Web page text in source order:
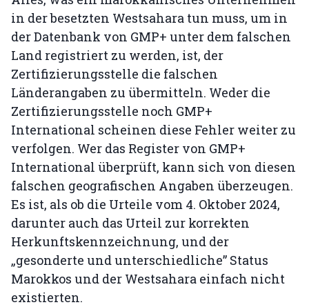
in der besetzten Westsahara tun muss, um in
der Datenbank von GMP+ unter dem falschen
Land registriert zu werden, ist, der
Zertifizierungsstelle die falschen
Länderangaben zu übermitteln. Weder die
Zertifizierungsstelle noch GMP+
International scheinen diese Fehler weiter zu
verfolgen. Wer das Register von GMP+
International überprüft, kann sich von diesen
falschen geografischen Angaben überzeugen.
Es ist, als ob die Urteile vom 4. Oktober 2024,
darunter auch das Urteil zur korrekten
Herkunftskennzeichnung, und der
„gesonderte und unterschiedliche” Status
Marokkos und der Westsahara einfach nicht
existierten.